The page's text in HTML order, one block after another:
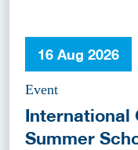
16 Aug 2026
Event
International
Summer